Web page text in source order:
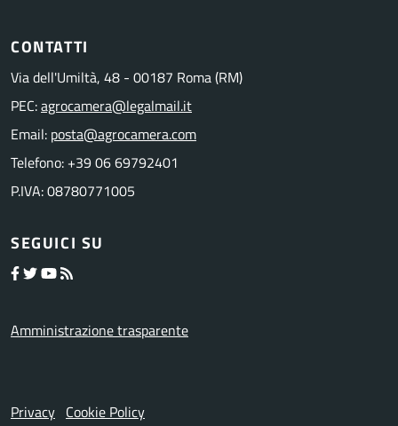
CONTATTI
Via dell'Umiltà, 48 - 00187 Roma (RM)
PEC:agrocamera@legalmail.it
Email: posta@agrocamera.com
Telefono: +39 06 69792401
P.IVA: 08780771005
SEGUICI SU
Amministrazione trasparente
Privacy Cookie Policy